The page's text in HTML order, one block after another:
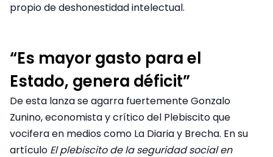
propio de deshonestidad intelectual.
“Es mayor gasto para el
Estado, genera déficit”
De esta lanza se agarra fuertemente Gonzalo
Zunino, economista y crítico del Plebiscito que
vocifera en medios como La Diaria y Brecha. En su
artículo El plebiscito de la seguridad social en